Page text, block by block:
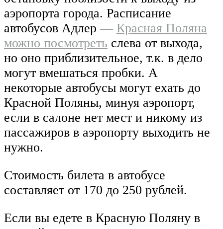
аэропорта города. Расписание
автобусов Адлер — Красная Поляна
можно посмотреть слева от выхода,
но оно приблизительное, т.к. в дело
могут вмешаться пробки. А
некоторые автобусы могут ехать до
Красной Поляны, минуя аэропорт,
если в салоне нет мест и никому из
пассажиров в аэропорту выходить не
нужно.
Стоимость билета в автобусе
составляет от 170 до 250 рублей.
Если вы едете в Красную Поляну в